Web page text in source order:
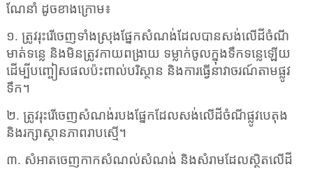
ណែនាំ ដូចខាងក្រោម៖
១. ត្រូវរុះរើចេញទាំងស្រុងផ្នែកសំណង់ដែលបានសង់លើដីចំណី
មាត់ទន្លេ និងមិនត្រូវកាយពង្រាយ ទម្លាក់ចូលក្នុងទឹកទន្លេឡើយ
ដើម្បីបញ្ចៀសផលប៉ះពាល់បរិស្ថាន និងការធ្វើនាវាចរណ៍តាមផ្លូវ
ទឹក។
២. ត្រូវរុះរើចេញសំណង់របងផ្នែកដែលសង់លើដីចំណីផ្លូវបេតុង
និងរក្សាស្ថានភាពរាបស្មើ។
៣. សំអាតចេញកាកសំណល់សំណង់ និងសំរាមដែលស្ថិតលើដី